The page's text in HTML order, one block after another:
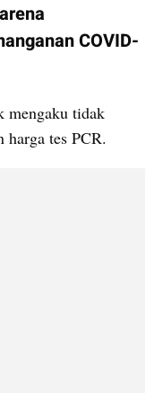
COVID-
tidak
harga tes PCR.